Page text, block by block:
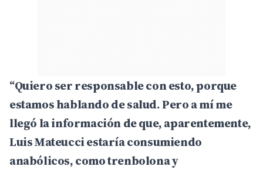
“Quiero ser responsable con esto, porque
estamos hablando de salud. Pero a mí me
llegó la información de que, aparentemente,
Luis Mateucci estaría consumiendo
anabólicos, como trenbolona y